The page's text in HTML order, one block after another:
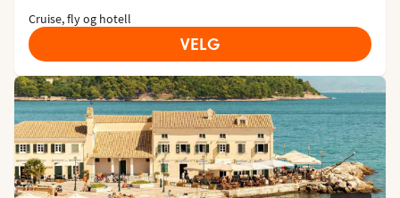
Cruise, fly og hotell
VELG